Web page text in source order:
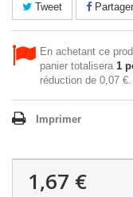
Tweet Partager
En achetant ce
panier totalisera 1
réduction de 0,07 €.
Imprimer
1,67 €